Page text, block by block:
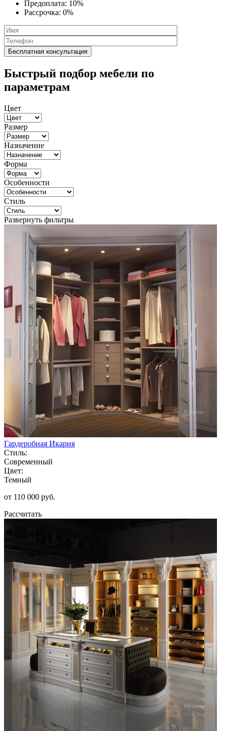
Предоплата: 10%
Рассрочка: 0%
Быстрый подбор мебели по
параметрам
Цвет
Размер
Назначение
Форма
Особенности
Стиль
Развернуть фильтры
Гардеробная Икария
Стиль:
Современный
Цвет:
Темный
от 110 000 руб.
Рассчитать